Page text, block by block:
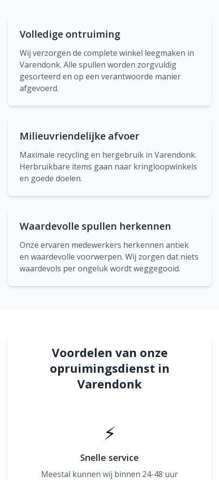
Volledige ontruiming
Wij verzorgen de complete winkel leegmaken in
Varendonk. Alle spullen worden zorgvuldig
gesorteerd en op een verantwoorde manier
afgevoerd.
Milieuvriendelijke afvoer
Maximale recycling en hergebruik in Varendonk.
Herbruikbare items gaan naar kringloopwinkels
en goede doelen.
Waardevolle spullen herkennen
Onze ervaren medewerkers herkennen antiek
en waardevolle voorwerpen. Wij zorgen dat niets
waardevols per ongeluk wordt weggegooid.
Voordelen van onze
opruimingsdienst in
Varendonk
⚡
Snelle service
Meestal kunnen wij binnen 24-48 uur